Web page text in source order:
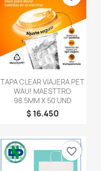
Vista rápida
TAPA CLEAR VIAJERA PET
WAU! MAESTTRO
98.5MM X 50 UND
$ 16.450
favorite_border